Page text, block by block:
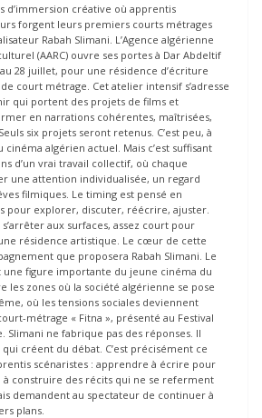
d’immersion créative où apprentis
forgent leurs premiers courts métrages
Rabah Slimani. L’Agence algérienne
(AARC) ouvre ses portes à Dar Abdeltif
28 juillet, pour une résidence d’écriture
court métrage. Cet atelier intensif s’adresse
qui portent des projets de films et
en narrations cohérentes, maîtrisées,
six projets seront retenus. C’est peu, à
cinéma algérien actuel. Mais c’est suffisant
d’un vrai travail collectif, où chaque
une attention individualisée, un regard
filmiques. Le timing est pensé en
pour explorer, discuter, réécrire, ajuster.
aux surfaces, assez court pour
résidence artistique. Le cœur de cette
que proposera Rabah Slimani. Le
une figure importante du jeune cinéma du
les zones où la société algérienne se pose
où les tensions sociales deviennent
métrage « Fitna », présenté au Festival
Slimani ne fabrique pas des réponses. Il
créent du débat. C’est précisément ce
scénaristes : apprendre à écrire pour
construire des récits qui ne se referment
demandent au spectateur de continuer à
plans.